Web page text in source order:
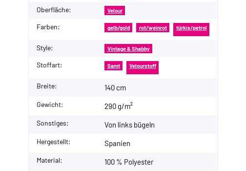
Oberfläche: Velour
Farben: gelb/gold rot/weinrot türkis/petrol
Style: Vintage & Shabby
Stoffart: Samt Velourstoff
Breite: 140 cm
Gewicht: 290 g/m²
Sonstiges: Von links bügeln
Hergestellt: Spanien
Material: 100 % Polyester